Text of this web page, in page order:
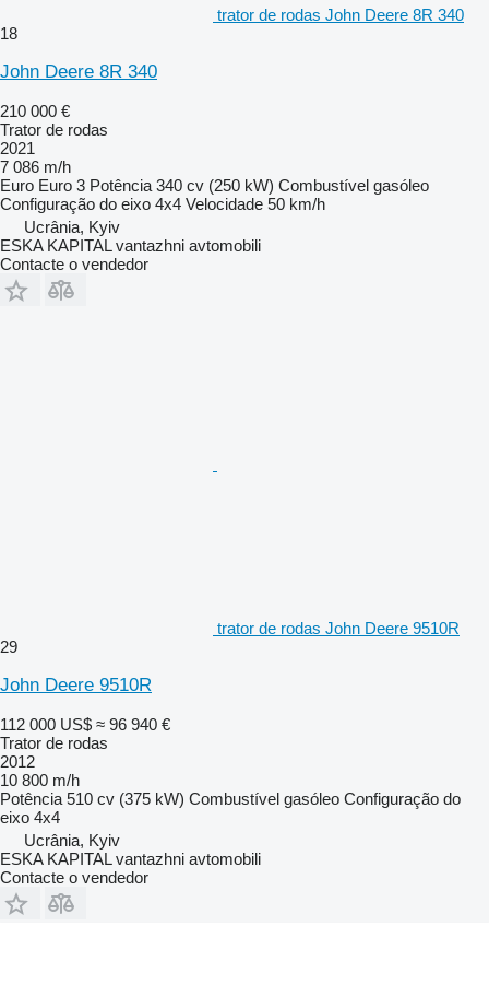
trator de rodas John Deere 8R 340
18
John Deere 8R 340
210 000 €
Trator de rodas
2021
7 086 m/h
Euro Euro 3 Potência 340 cv (250 kW) Combustível gasóleo
Configuração do eixo 4x4 Velocidade 50 km/h
Ucrânia, Kyiv
ESKA KAPITAL vantazhni avtomobili
Contacte o vendedor
trator de rodas John Deere 9510R
29
John Deere 9510R
112 000 US$ ≈ 96 940 €
Trator de rodas
2012
10 800 m/h
Potência 510 cv (375 kW) Combustível gasóleo Configuração do
eixo 4x4
Ucrânia, Kyiv
ESKA KAPITAL vantazhni avtomobili
Contacte o vendedor